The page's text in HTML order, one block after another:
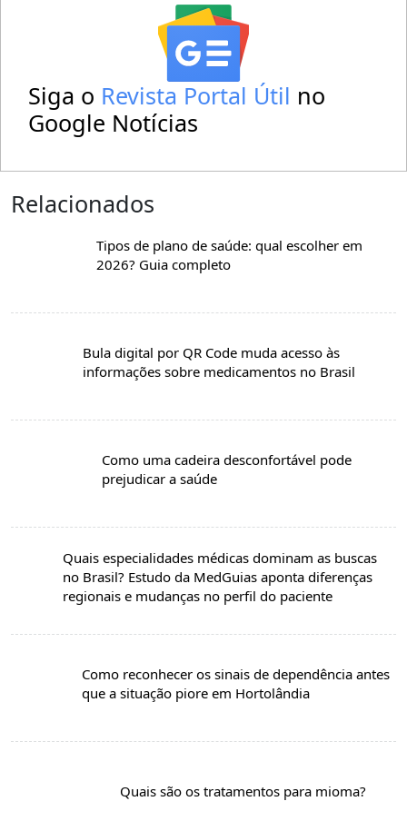
Siga o Revista Portal Útil no
Google Notícias
Relacionados
Tipos de plano de saúde: qual escolher em
2026? Guia completo
Bula digital por QR Code muda acesso às
informações sobre medicamentos no Brasil
Como uma cadeira desconfortável pode
prejudicar a saúde
Quais especialidades médicas dominam as buscas
no Brasil? Estudo da MedGuias aponta diferenças
regionais e mudanças no perfil do paciente
Como reconhecer os sinais de dependência antes
que a situação piore em Hortolândia
Quais são os tratamentos para mioma?